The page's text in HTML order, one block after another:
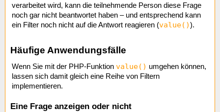
verarbeitet wird, kann die teilnehmende Person diese Frage
noch gar nicht beantwortet haben – und entsprechend kann
ein Filter noch nicht auf die Antwort reagieren (value()).
Häufige Anwendungsfälle
Wenn Sie mit der PHP-Funktion value() umgehen können,
lassen sich damit gleich eine Reihe von Filtern
implementieren.
Eine Frage anzeigen oder nicht